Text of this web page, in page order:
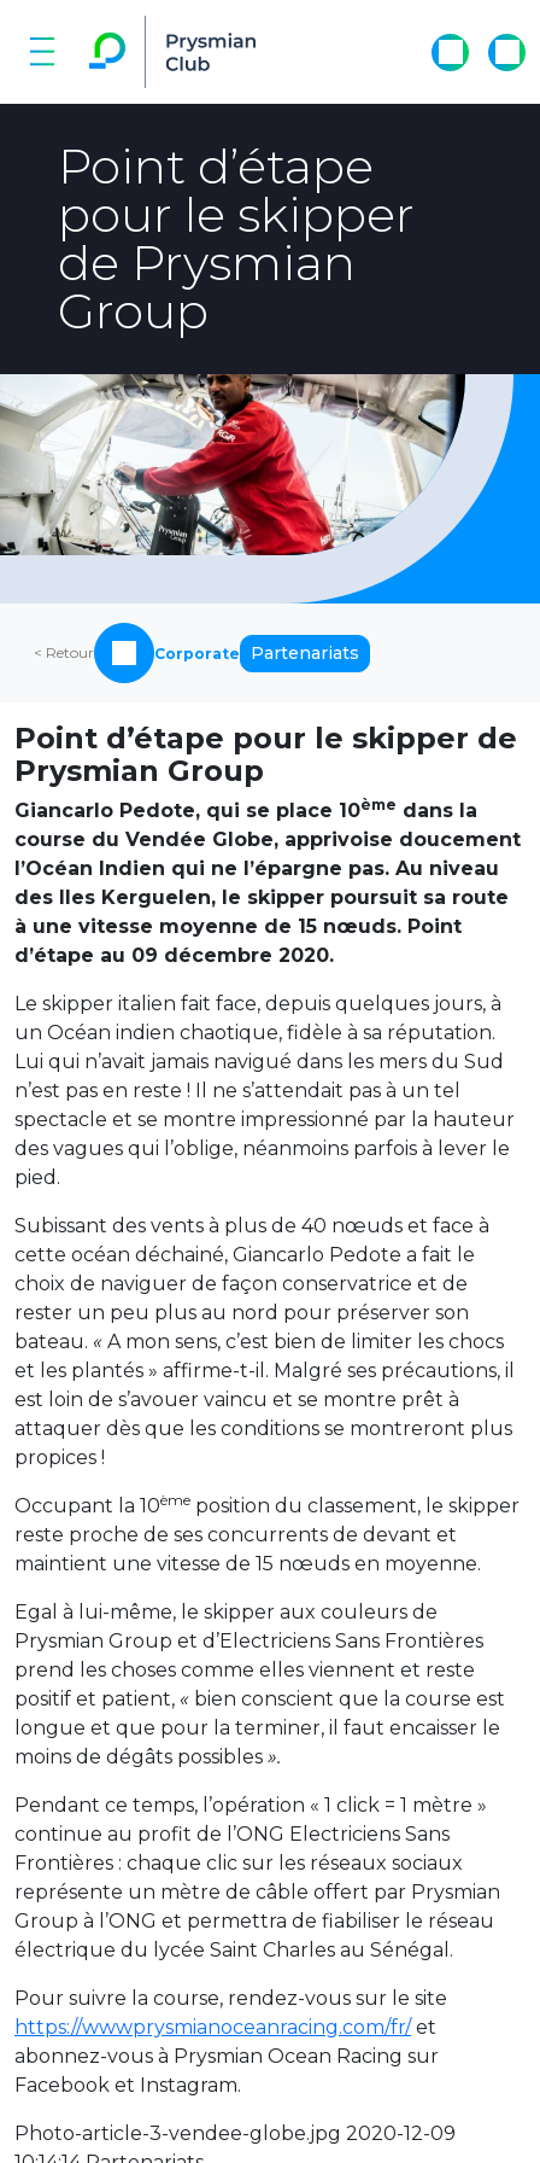
Point d’étape
pour le skipper
de Prysmian
Group
< Retour Corporate Partenariats
Point d’étape pour le skipper de
Prysmian Group
Giancarlo Pedote, qui se place 10ème dans la
course du Vendée Globe, apprivoise doucement
l’Océan Indien qui ne l’épargne pas. Au niveau
des Iles Kerguelen, le skipper poursuit sa route
à une vitesse moyenne de 15 nœuds. Point
d’étape au 09 décembre 2020.
Le skipper italien fait face, depuis quelques jours, à
un Océan indien chaotique, fidèle à sa réputation.
Lui qui n’avait jamais navigué dans les mers du Sud
n’est pas en reste ! Il ne s’attendait pas à un tel
spectacle et se montre impressionné par la hauteur
des vagues qui l’oblige, néanmoins parfois à lever le
pied.
Subissant des vents à plus de 40 nœuds et face à
cette océan déchainé, Giancarlo Pedote a fait le
choix de naviguer de façon conservatrice et de
rester un peu plus au nord pour préserver son
bateau. « A mon sens, c’est bien de limiter les chocs
et les plantés » affirme-t-il. Malgré ses précautions, il
est loin de s’avouer vaincu et se montre prêt à
attaquer dès que les conditions se montreront plus
propices !
Occupant la 10ème position du classement, le skipper
reste proche de ses concurrents de devant et
maintient une vitesse de 15 nœuds en moyenne.
Egal à lui-même, le skipper aux couleurs de
Prysmian Group et d’Electriciens Sans Frontières
prend les choses comme elles viennent et reste
positif et patient, « bien conscient que la course est
longue et que pour la terminer, il faut encaisser le
moins de dégâts possibles ».
Pendant ce temps, l’opération « 1 click = 1 mètre »
continue au profit de l’ONG Electriciens Sans
Frontières : chaque clic sur les réseaux sociaux
représente un mètre de câble offert par Prysmian
Group à l’ONG et permettra de fiabiliser le réseau
électrique du lycée Saint Charles au Sénégal.
Pour suivre la course, rendez-vous sur le site
https://wwwprysmianoceanracing.com/fr/et
abonnez-vous à Prysmian Ocean Racing sur
Facebook et Instagram.
Photo-article-3-vendee-globe.jpg 2020-12-09